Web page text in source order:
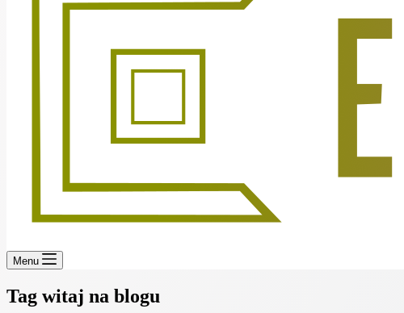
Menu
Tag witaj na blogu